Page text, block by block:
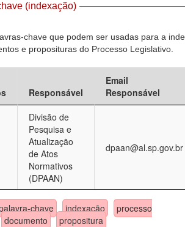
(indexação)
chave que podem ser usadas para a
e proposituras do Processo Legislativo.
Responsável
Email
Responsável
Divisão de
Pesquisa e
Atualização
de Atos
Normativos
(DPAAN)
dpaan@al.sp.gov.br
chave indexação
processo
documento propositura